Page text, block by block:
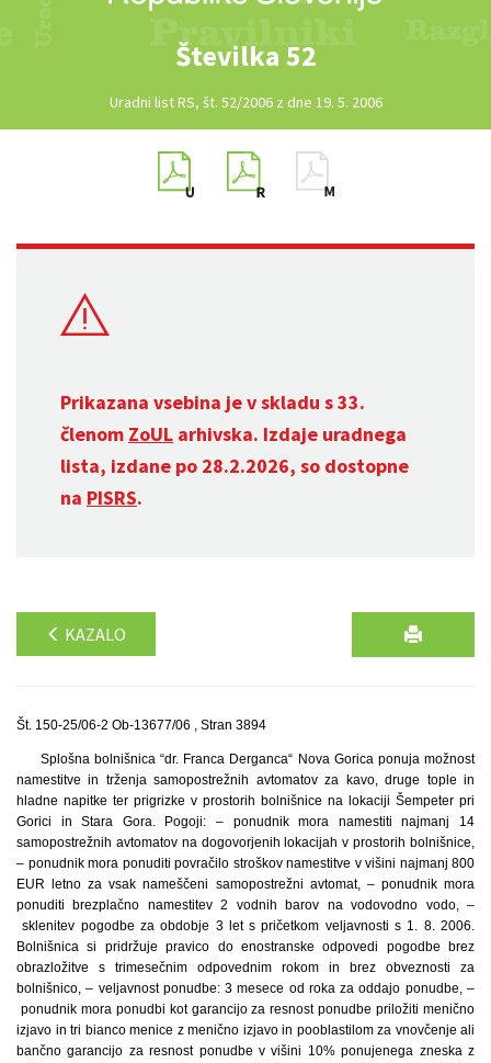
Številka 52
Uradni list RS, št. 52/2006 z dne 19. 5. 2006
Prikazana vsebina je v skladu s 33.
členom ZoUL arhivska. Izdaje uradnega
lista, izdane po 28.2.2026, so dostopne
na PISRS.
KAZALO
Št. 150-25/06-2 Ob-13677/06 , Stran 3894
Splošna bolnišnica “dr. Franca Derganca“ Nova Gorica ponuja možnost
namestitve in trženja samopostrežnih avtomatov za kavo, druge tople in
hladne napitke ter prigrizke v prostorih bolnišnice na lokaciji Šempeter pri
Gorici in Stara Gora. Pogoji: – ponudnik mora namestiti najmanj 14
samopostrežnih avtomatov na dogovorjenih lokacijah v prostorih bolnišnice,
– ponudnik mora ponuditi povračilo stroškov namestitve v višini najmanj 800
EUR letno za vsak nameščeni samopostrežni avtomat, – ponudnik mora
ponuditi brezplačno namestitev 2 vodnih barov na vodovodno vodo, –
sklenitev pogodbe za obdobje 3 let s pričetkom veljavnosti s 1. 8. 2006.
Bolnišnica si pridržuje pravico do enostranske odpovedi pogodbe brez
obrazložitve s trimesečnim odpovednim rokom in brez obveznosti za
bolnišnico, – veljavnost ponudbe: 3 mesece od roka za oddajo ponudbe, –
ponudnik mora ponudbi kot garancijo za resnost ponudbe priložiti menično
izjavo in tri bianco menice z menično izjavo in pooblastilom za vnovčenje ali
bančno garancijo za resnost ponudbe v višini 10% ponujenega zneska z